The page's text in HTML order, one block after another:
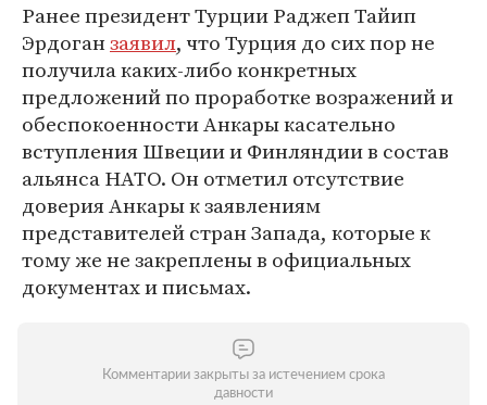
Ранее президент Турции Раджеп Тайип
Эрдоганзаявил, что Турция до сих пор не
получила каких-либо конкретных
предложений по проработке возражений и
обеспокоенности Анкары касательно
вступления Швеции и Финляндии в состав
альянса НАТО. Он отметил отсутствие
доверия Анкары к заявлениям
представителей стран Запада, которые к
тому же не закреплены в официальных
документах и письмах.
Комментарии закрыты за истечением срока
давности